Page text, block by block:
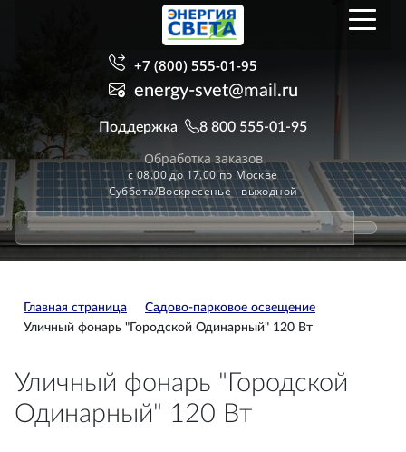
+7 (800) 555-01-95
energy-svet@mail.ru
Поддержка 8 800 555-01-95
Обработка заказов
с 08.00 до 17.00 по Москве
Суббота/Воскресенье - выходной
Главная страница
Садово-парковое освещение
Уличный фонарь "Городской Одинарный" 120 Вт
Уличный фонарь "Городской
Одинарный" 120 Вт